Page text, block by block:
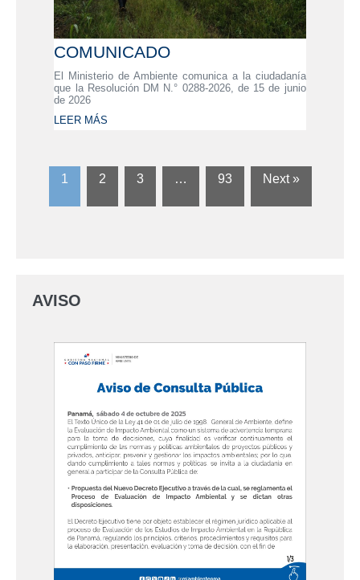
COMUNICADO
El Ministerio de Ambiente comunica a la ciudadanía
que la Resolución DM N.° 0288-2026, de 15 de junio
de 2026
LEER MÁS
1 2 3 … 93 Next »
AVISO